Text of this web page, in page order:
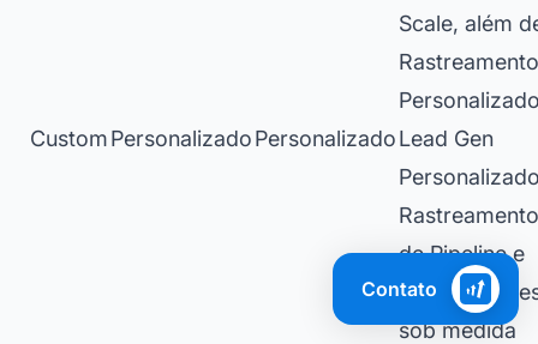
CustomPersonalizadoPersonalizado
Scale, além
Rastreamento
Lead Gen
Rastreamento
de Pipeline e
sob medida
Contato